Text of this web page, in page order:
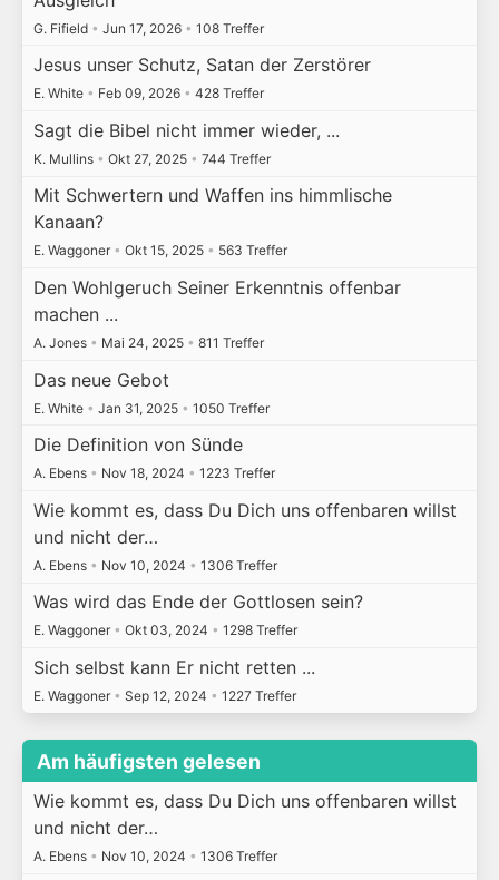
G. Fifield • Jun 17, 2026 • 108 Treffer
Jesus unser Schutz, Satan der Zerstörer
E. White • Feb 09, 2026 • 428 Treffer
Sagt die Bibel nicht immer wieder, ...
K. Mullins • Okt 27, 2025 • 744 Treffer
Mit Schwertern und Waffen ins himmlische
Kanaan?
E. Waggoner • Okt 15, 2025 • 563 Treffer
Den Wohlgeruch Seiner Erkenntnis offenbar
machen ...
A. Jones • Mai 24, 2025 • 811 Treffer
Das neue Gebot
E. White • Jan 31, 2025 • 1050 Treffer
Die Definition von Sünde
A. Ebens • Nov 18, 2024 • 1223 Treffer
Wie kommt es, dass Du Dich uns offenbaren willst
und nicht der…
A. Ebens • Nov 10, 2024 • 1306 Treffer
Was wird das Ende der Gottlosen sein?
E. Waggoner • Okt 03, 2024 • 1298 Treffer
Sich selbst kann Er nicht retten ...
E. Waggoner • Sep 12, 2024 • 1227 Treffer
Am häufigsten gelesen
Wie kommt es, dass Du Dich uns offenbaren willst
und nicht der…
A. Ebens • Nov 10, 2024 • 1306 Treffer